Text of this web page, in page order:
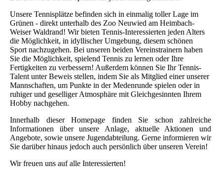
Unsere Tennisplätze befinden sich in einmalig toller Lage im
Grünen - direkt unterhalb des Zoo Neuwied am Heimbach-
Weiser Waldrand! Wir bieten Tennis-Interessierten jeden Alters
die Möglichkeit, in idyllischer Umgebung, diesem schönen
Sport nachzugehen. Bei unseren beiden Vereinstrainern haben
Sie die Möglichkeit, spielend Tennis zu lernen oder Ihre
Fertigkeiten zu verbessern! Außerdem können Sie Ihr Tennis-
Talent unter Beweis stellen, indem Sie als Mitglied einer unserer
Mannschaften, um Punkte in der Medenrunde spielen oder in
ruhiger und geselliger Atmosphäre mit Gleichgesinnten Ihrem
Hobby nachgehen.
Innerhalb dieser Homepage finden Sie schon zahlreiche
Informationen über unsere Anlage, aktuelle Aktionen und
Angebote, sowie unsere Jugendabteilung. Gerne informieren wir
Sie darüber hinaus jedoch auch persönlich über unseren Verein!
Wir freuen uns auf alle Interessierten!